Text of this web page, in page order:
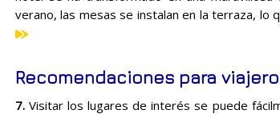
verano, las mesas se instalan en la terraza, lo
Recomendaciones para
7.Visitar los lugares de interés se puede